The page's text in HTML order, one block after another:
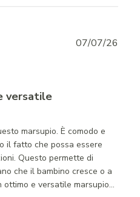
versatile
marsupio. È comodo e
il fatto che possa essere
Questo permette di
che il bambino cresce o a
e versatile marsupio...
07/07/26